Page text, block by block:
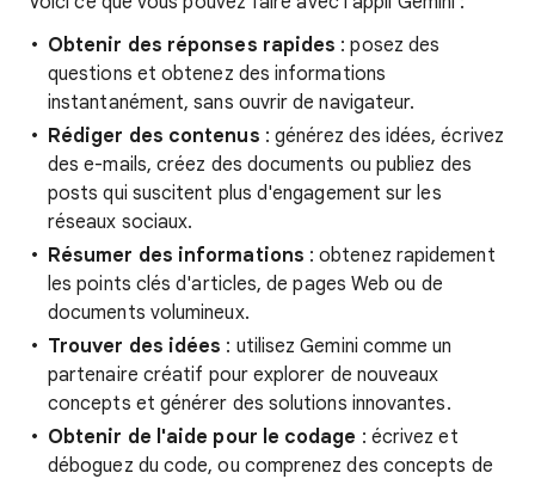
Obtenir des réponses rapides : posez des
questions et obtenez des informations
instantanément, sans ouvrir de navigateur.
Rédiger des contenus : générez des idées, écrivez
des e-mails, créez des documents ou publiez des
posts qui suscitent plus d'engagement sur les
réseaux sociaux.
Résumer des informations : obtenez rapidement
les points clés d'articles, de pages Web ou de
documents volumineux.
Trouver des idées : utilisez Gemini comme un
partenaire créatif pour explorer de nouveaux
concepts et générer des solutions innovantes.
Obtenir de l'aide pour le codage : écrivez et
déboguez du code, ou comprenez des concepts de